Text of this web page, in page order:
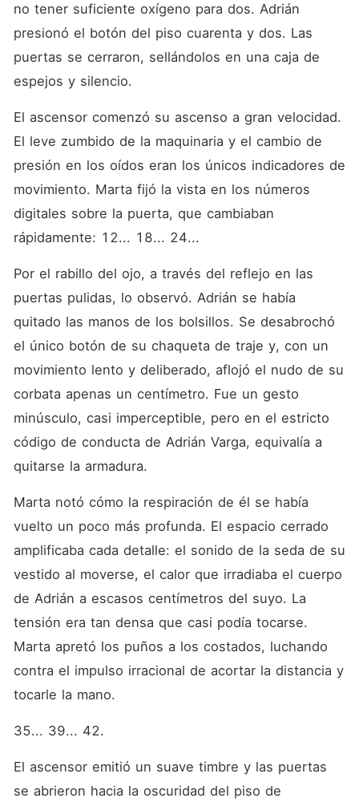
no tener suficiente oxígeno para dos. Adrián
presionó el botón del piso cuarenta y dos. Las
puertas se cerraron, sellándolos en una caja de
espejos y silencio.
El ascensor comenzó su ascenso a gran velocidad.
El leve zumbido de la maquinaria y el cambio de
presión en los oídos eran los únicos indicadores de
movimiento. Marta fijó la vista en los números
digitales sobre la puerta, que cambiaban
rápidamente: 12... 18... 24...
Por el rabillo del ojo, a través del reflejo en las
puertas pulidas, lo observó. Adrián se había
quitado las manos de los bolsillos. Se desabrochó
el único botón de su chaqueta de traje y, con un
movimiento lento y deliberado, aflojó el nudo de su
corbata apenas un centímetro. Fue un gesto
minúsculo, casi imperceptible, pero en el estricto
código de conducta de Adrián Varga, equivalía a
quitarse la armadura.
Marta notó cómo la respiración de él se había
vuelto un poco más profunda. El espacio cerrado
amplificaba cada detalle: el sonido de la seda de su
vestido al moverse, el calor que irradiaba el cuerpo
de Adrián a escasos centímetros del suyo. La
tensión era tan densa que casi podía tocarse.
Marta apretó los puños a los costados, luchando
contra el impulso irracional de acortar la distancia y
tocarle la mano.
35... 39... 42.
El ascensor emitió un suave timbre y las puertas
se abrieron hacia la oscuridad del piso de